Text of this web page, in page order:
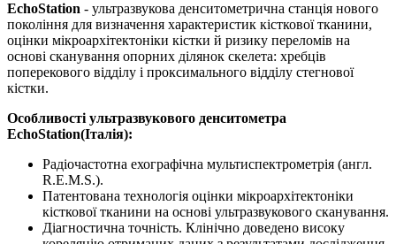
EchoStation - ультразвукова денситометрична станція нового
покоління для визначення характеристик кісткової тканини,
оцінки мікроархітектоніки кістки й ризику переломів на
основі сканування опорних ділянок скелета: хребців
поперекового відділу і проксимального відділу стегнової
кістки.
Особливості ультразвукового денситометра
EchoStation(Італія):
Радіочастотна ехографічна мультиспектрометрія (англ.
R.E.M.S.).
Патентована технологія оцінки мікроархітектоніки
кісткової тканини на основі ультразвукового сканування.
Діагностична точність. Клінічно доведено високу